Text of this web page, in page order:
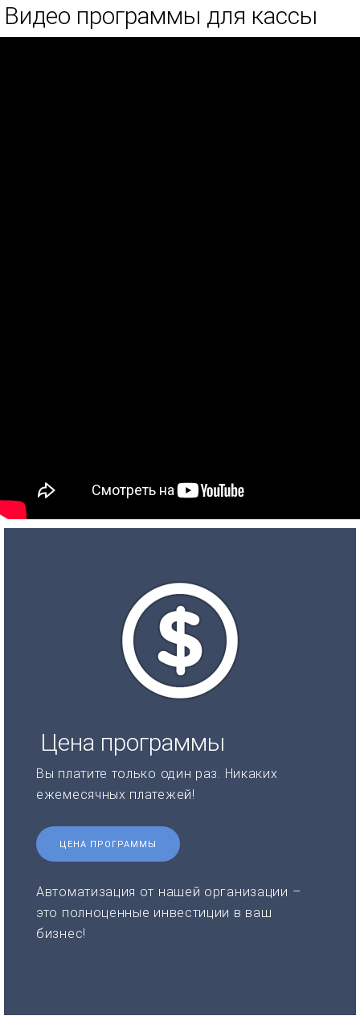
Видео программы для кассы
Цена программы
Вы платите только один раз. Никаких
ежемесячных платежей!
ЦЕНА ПРОГРАММЫ
Автоматизация от нашей организации –
это полноценные инвестиции в ваш
бизнес!